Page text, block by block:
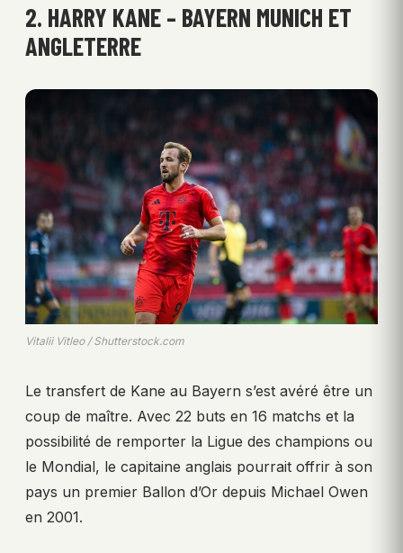
2. HARRY KANE – BAYERN MUNICH ET
ANGLETERRE
Vitalii Vitleo / Shutterstock.com
Le transfert de Kane au Bayern s’est avéré être un
coup de maître. Avec 22 buts en 16 matchs et la
possibilité de remporter la Ligue des champions ou
le Mondial, le capitaine anglais pourrait offrir à son
pays un premier Ballon d’Or depuis Michael Owen
en 2001.